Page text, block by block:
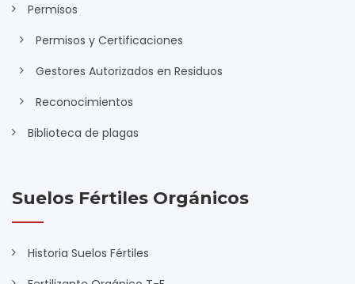
Permisos
Permisos y Certificaciones
Gestores Autorizados en Residuos
Reconocimientos
Biblioteca de plagas
Suelos Fértiles Orgánicos
Historia Suelos Fértiles